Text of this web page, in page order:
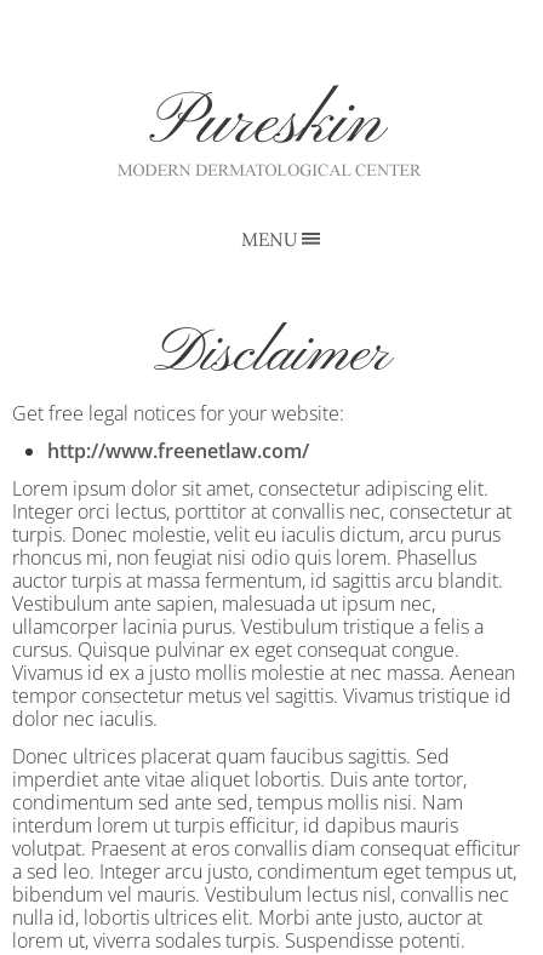
MENU
Disclaimer
Get free legal notices for your website:
http://www.freenetlaw.com/
Lorem ipsum dolor sit amet, consectetur adipiscing elit.
Integer orci lectus, porttitor at convallis nec, consectetur at
turpis. Donec molestie, velit eu iaculis dictum, arcu purus
rhoncus mi, non feugiat nisi odio quis lorem. Phasellus
auctor turpis at massa fermentum, id sagittis arcu blandit.
Vestibulum ante sapien, malesuada ut ipsum nec,
ullamcorper lacinia purus. Vestibulum tristique a felis a
cursus. Quisque pulvinar ex eget consequat congue.
Vivamus id ex a justo mollis molestie at nec massa. Aenean
tempor consectetur metus vel sagittis. Vivamus tristique id
dolor nec iaculis.
Donec ultrices placerat quam faucibus sagittis. Sed
imperdiet ante vitae aliquet lobortis. Duis ante tortor,
condimentum sed ante sed, tempus mollis nisi. Nam
interdum lorem ut turpis efficitur, id dapibus mauris
volutpat. Praesent at eros convallis diam consequat efficitur
a sed leo. Integer arcu justo, condimentum eget tempus ut,
bibendum vel mauris. Vestibulum lectus nisl, convallis nec
nulla id, lobortis ultrices elit. Morbi ante justo, auctor at
lorem ut, viverra sodales turpis. Suspendisse potenti.